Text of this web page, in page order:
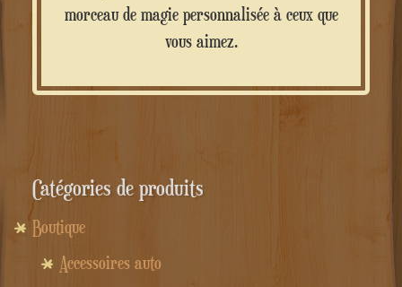
morceau de magie personnalisée à ceux que
vous aimez.
Catégories de produits
Boutique
Accessoires auto